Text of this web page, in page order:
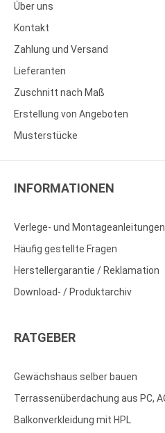
Über uns
Kontakt
Zahlung und Versand
Lieferanten
Zuschnitt nach Maß
Erstellung von Angeboten
Musterstücke
INFORMATIONEN
Verlege- und Montageanleitungen
Häufig gestellte Fragen
Herstellergarantie / Reklamation
Download- / Produktarchiv
RATGEBER
Gewächshaus selber bauen
Terrassenüberdachung aus PC,
Balkonverkleidung mit HPL